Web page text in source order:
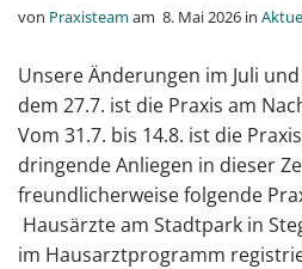
von Praxisteam am 8. Mai 2026 in
Unsere Änderungen im Juli
dem 27.7. ist die Praxis am
Vom 31.7. bis 14.8. ist die
dringende Anliegen in dieser
freundlicherweise folgende
Hausärzte am Stadtpark in
im Hausarztprogramm